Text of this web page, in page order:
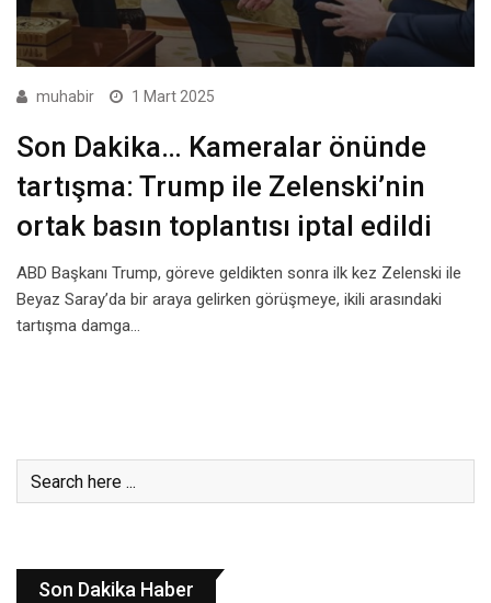
muhabir 1 Mart 2025
Son Dakika… Kameralar önünde
tartışma: Trump ile Zelenski’nin
ortak basın toplantısı iptal edildi
ABD Başkanı Trump, göreve geldikten sonra ilk kez Zelenski ile
Beyaz Saray’da bir araya gelirken görüşmeye, ikili arasındaki
tartışma damga…
Son Dakika Haber